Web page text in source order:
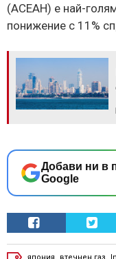
(АСЕАН) е най-
понижение с 11%
Добави ни в
Google
япония втечнен газ